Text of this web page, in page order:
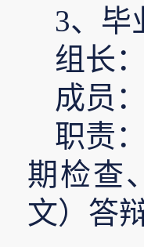
3、毕
组长
成员
职责
期检查
文）答